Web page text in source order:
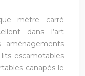
mètre carré
dans l’art
aménagements
escamotables
canapés le